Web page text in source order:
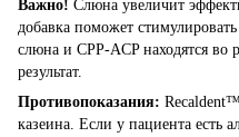
Важно! Слюна увеличит
добавка поможет
слюна и CPP-ACP находятся во
результат.
Противопоказания:
казеина. Если у пациента есть